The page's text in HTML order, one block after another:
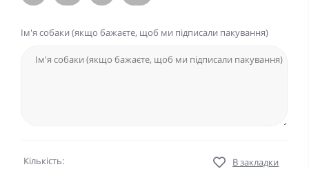
Ім'я собаки (якщо бажаєте, щоб ми підписали пакування)
Кількість:
В закладки